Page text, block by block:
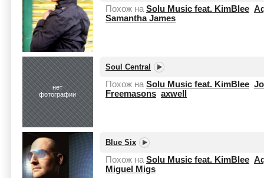
Похож на Solu Music feat. KimBlee
Samantha James
нет
фотографии
Soul Central
Похож на Solu Music feat. KimBlee
Freemasons axwell
Blue Six
Похож на Solu Music feat. KimBlee
Miguel Migs